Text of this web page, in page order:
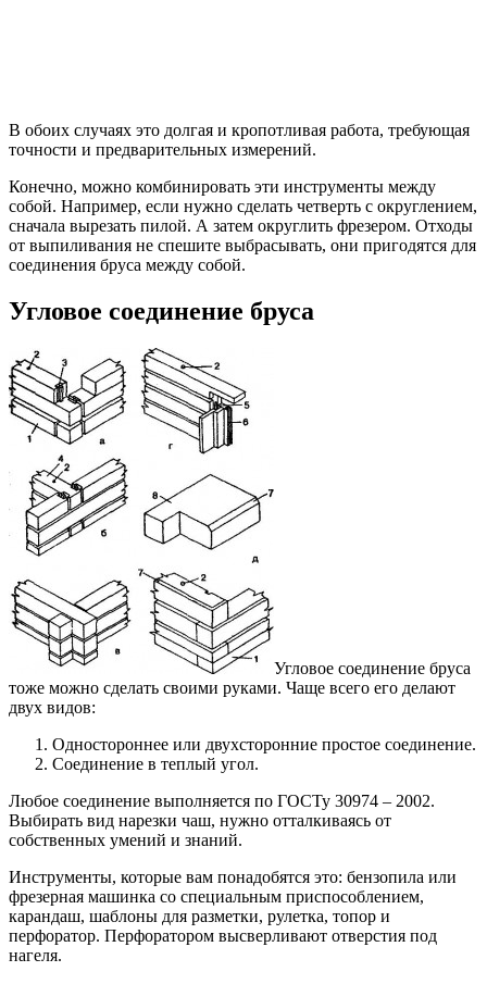
В обоих случаях это долгая и кропотливая работа, требующая
точности и предварительных измерений.
Конечно, можно комбинировать эти инструменты между
собой. Например, если нужно сделать четверть с округлением,
сначала вырезать пилой. А затем округлить фрезером. Отходы
от выпиливания не спешите выбрасывать, они пригодятся для
соединения бруса между собой.
Угловое соединение бруса
Угловое соединение бруса
тоже можно сделать своими руками. Чаще всего его делают
двух видов:
Одностороннее или двухсторонние простое соединение.
Соединение в теплый угол.
Любое соединение выполняется по ГОСТу 30974 – 2002.
Выбирать вид нарезки чаш, нужно отталкиваясь от
собственных умений и знаний.
Инструменты, которые вам понадобятся это: бензопила или
фрезерная машинка со специальным приспособлением,
карандаш, шаблоны для разметки, рулетка, топор и
перфоратор. Перфоратором высверливают отверстия под
нагеля.